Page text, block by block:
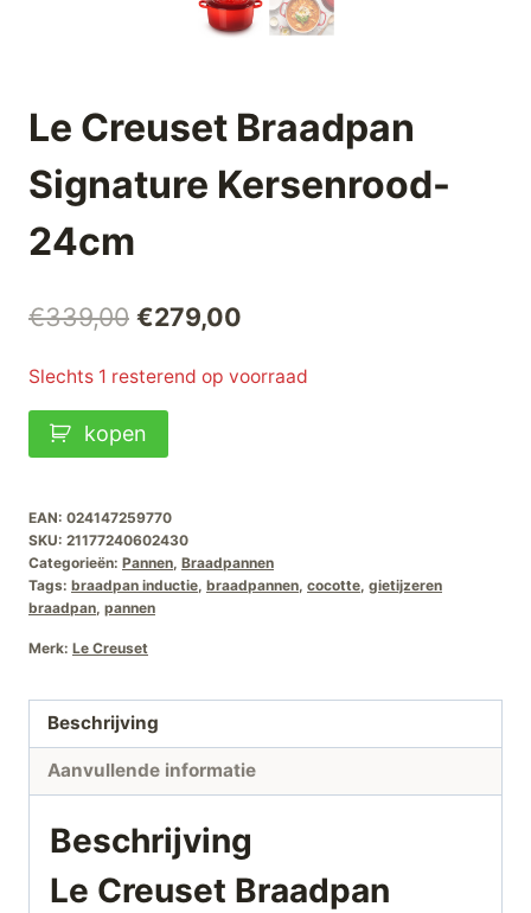
Le Creuset Braadpan
Signature Kersenrood-
24cm
€339,00 Oorspronkelijke
€339,00.
€279,00
Slechts 1 resterend op voorraad
Le
Creuset
Signature
Kersenrood-
24cm
aantal
kopen
EAN: 024147259770
SKU: 21177240602430
Categorieën: Pannen, Braadpannen
Tags: braadpan inductie, braadpannen, cocotte, gietijzeren
braadpan, pannen
Merk: Le Creuset
Beschrijving
Aanvullende informatie
Beschrijving
Le Creuset Braadpan